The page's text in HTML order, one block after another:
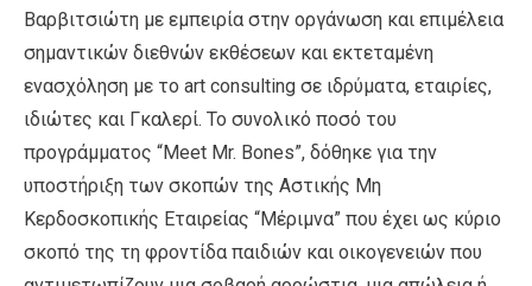
Βαρβιτσιώτη με εμπειρία στην οργάνωση και επιμέλεια
σημαντικών διεθνών εκθέσεων και εκτεταμένη
ενασχόληση με το art consulting σε ιδρύματα, εταιρίες,
ιδιώτες και Γκαλερί. Το συνολικό ποσό του
προγράμματος “Meet Mr. Bones”, δόθηκε για την
υποστήριξη των σκοπών της Αστικής Μη
Κερδοσκοπικής Εταιρείας “Μέριμνα” που έχει ως κύριο
σκοπό της τη φροντίδα παιδιών και οικογενειών που